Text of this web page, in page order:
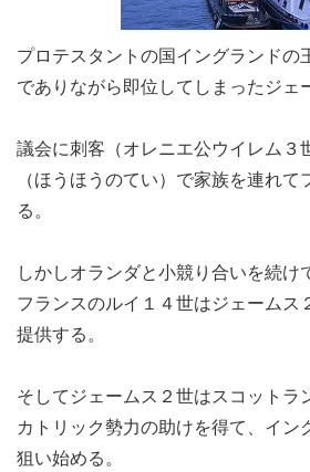
プロテスタントの国イングランドの
でありながら即位してしまったジェ
議会に刺客（オレニエ公ウイレム３
（ほうほうのてい）で家族を連れて
る。
しかしオランダと小競り合いを続け
フランスのルイ１４世はジェームス
提供する。
そしてジェームス２世はスコットラ
カトリック勢力の助けを得て、イン
狙い始める。